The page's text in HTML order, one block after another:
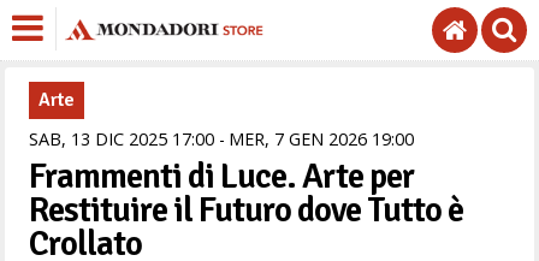
Arte
SAB, 13 DIC 2025 1700 MER, 7 GEN 2026 1900
Frammenti di Luce. Arte per
Restituire il Futuro dove Tutto è
Crollato